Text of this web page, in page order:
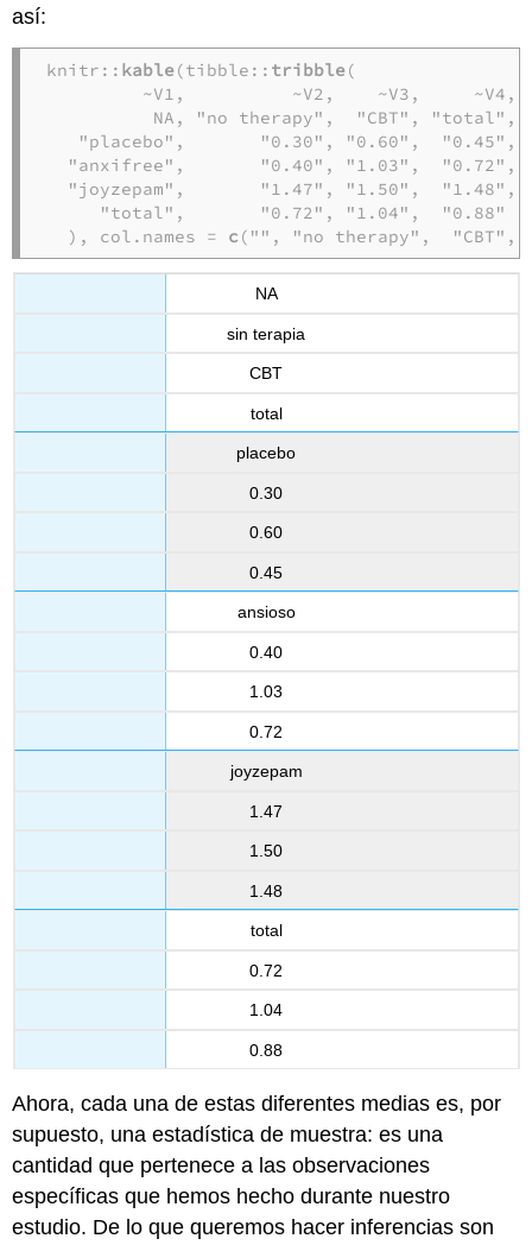
así:
knitr:: kable(tibble:: tribble(
         ~V1,          ~V2,    ~V3,     ~V4,
          NA, "no therapy",  "CBT", "total",
   "placebo",       "0.30", "0.60",  "0.45",
  "anxifree",       "0.40", "1.03",  "0.72",
  "joyzepam",       "1.47", "1.50",  "1.48",
     "total",       "0.72", "1.04",  "0.88"
  ), col.names =
c ("", "no therapy",
NA
sin terapia
CBT
total
placebo
0.30
0.60
0.45
ansioso
0.40
1.03
0.72
joyzepam
1.47
1.50
1.48
total
0.72
1.04
0.88
Ahora, cada una de estas diferentes medias es, por
supuesto, una estadística de muestra: es una
cantidad que pertenece a las observaciones
específicas que hemos hecho durante nuestro
estudio. De lo que queremos hacer inferencias son